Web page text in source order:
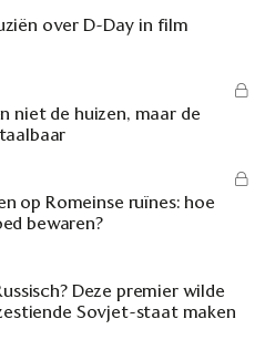
over D-Day in film
niet de huizen, maar de
op Romeinse ruïnes: hoe
bewaren?
Deze premier wilde
Sovjet-staat maken